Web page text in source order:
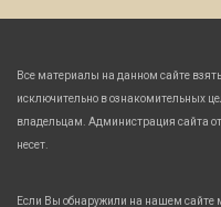
Все материалы на данном сайте
исключительно в ознакомительных
владельцам. Администрация сайта
несет.
Если Вы обнаружили на нашем